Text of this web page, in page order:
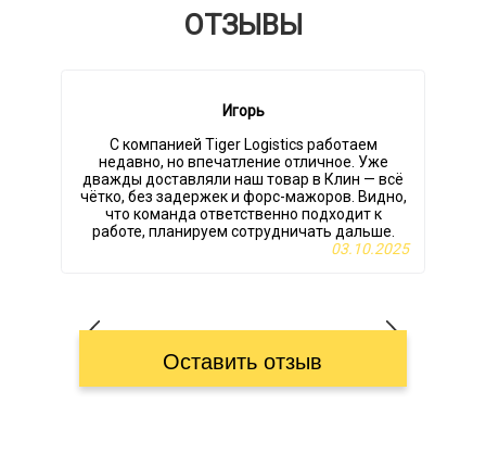
ОТЗЫВЫ
Игорь
С компанией Tiger Logistics работаем
недавно, но впечатление отличное. Уже
дважды доставляли наш товар в Клин — всё
чётко, без задержек и форс-мажоров. Видно,
что команда ответственно подходит к
работе, планируем сотрудничать дальше.
03.10.2025
Оставить отзыв